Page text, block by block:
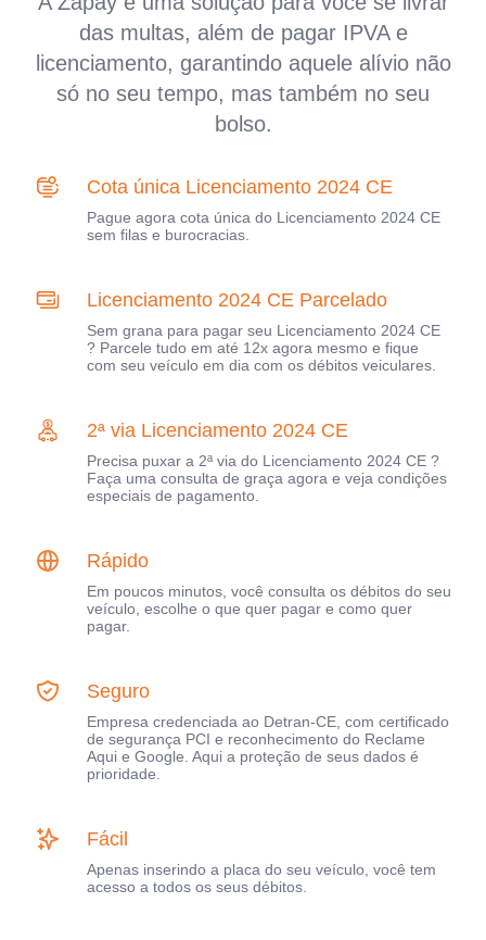
das multas, além de pagar IPVA e
licenciamento, garantindo aquele alívio não
só no seu tempo, mas também no seu
bolso.
Cota única Licenciamento 2024 CE
Pague agora cota única do Licenciamento 2024 CE
sem filas e burocracias.
Licenciamento 2024 CE Parcelado
Sem grana para pagar seu Licenciamento 2024 CE
? Parcele tudo em até 12x agora mesmo e fique
com seu veículo em dia com os débitos veiculares.
2ª via Licenciamento 2024 CE
Precisa puxar a 2ª via do Licenciamento 2024 CE ?
Faça uma consulta de graça agora e veja condições
especiais de pagamento.
Rápido
Em poucos minutos, você consulta os débitos do seu
veículo, escolhe o que quer pagar e como quer
pagar.
Seguro
Empresa credenciada ao Detran-CE, com certificado
de segurança PCI e reconhecimento do Reclame
Aqui e Google. Aqui a proteção de seus dados é
prioridade.
Fácil
Apenas inserindo a placa do seu veículo, você tem
acesso a todos os seus débitos.